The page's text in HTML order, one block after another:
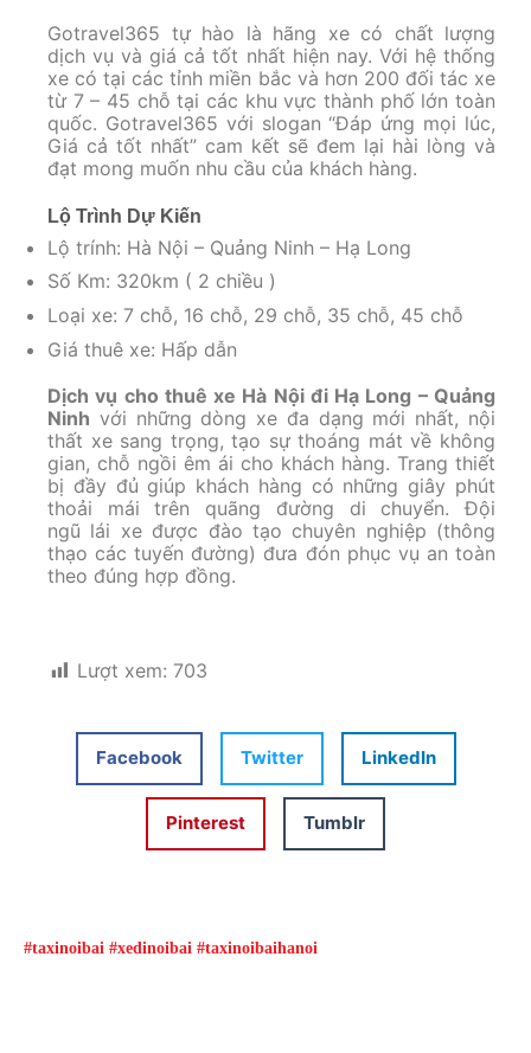
Gotravel365 tự hào là hãng xe có chất lượng
dịch vụ và giá cả tốt nhất hiện nay. Với hệ thống
xe có tại các tỉnh miền bắc và hơn 200 đối tác xe
từ 7 – 45 chỗ tại các khu vực thành phố lớn toàn
quốc. Gotravel365 với slogan “Đáp ứng mọi lúc,
Giá cả tốt nhất” cam kết sẽ đem lại hài lòng và
đạt mong muốn nhu cầu của khách hàng.
Lộ Trình Dự Kiến
Lộ trính: Hà Nội – Quảng Ninh – Hạ Long
Số Km: 320km ( 2 chiều )
Loại xe: 7 chỗ, 16 chỗ, 29 chỗ, 35 chỗ, 45 chỗ
Giá thuê xe: Hấp dẫn
Dịch vụ cho thuê xe Hà Nội đi Hạ Long – Quảng
Ninh với những dòng xe đa dạng mới nhất, nội
thất xe sang trọng, tạo sự thoáng mát về không
gian, chỗ ngồi êm ái cho khách hàng. Trang thiết
bị đầy đủ giúp khách hàng có những giây phút
thoải mái trên quãng đường di chuyển. Đội
ngũ lái xe được đào tạo chuyên nghiệp (thông
thạo các tuyến đường) đưa đón phục vụ an toàn
theo đúng hợp đồng.
Lượt xem: 703
Facebook Twitter LinkedIn
Pinterest Tumblr
#taxinoibai #xedinoibai #taxinoibaihanoi